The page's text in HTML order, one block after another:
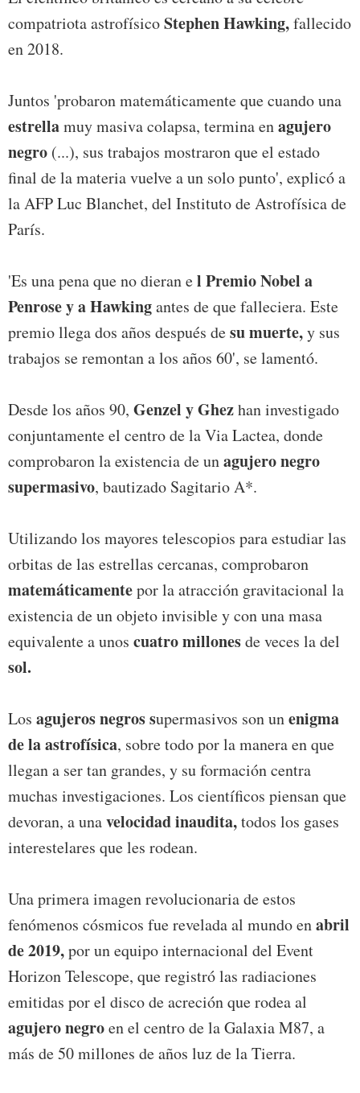
compatriota astrofísicoStephen Hawking,fallecido
en 2018.
Juntos 'probaron matemáticamente que cuando una
estrellamuy masiva colapsa, termina enagujero
negro (...), sus trabajos mostraron que el estado
final de la materia vuelve a un solo punto', explicó a
la AFP Luc Blanchet, del Instituto de Astrofísica de
París.
'Es una pena que no dieran el Premio Nobel a
Penrose y a Hawkingantes de que falleciera. Este
premio llega dos años después desu muerte,y sus
trabajos se remontan a los años 60', se lamentó.
Desde los años 90, Genzel y Ghezhan investigado
conjuntamente el centro de la Via Lactea, donde
comprobaron la existencia de unagujero negro
supermasivo, bautizado Sagitario A*.
Utilizando los mayores telescopios para estudiar las
orbitas de las estrellas cercanas, comprobaron
matemáticamentepor la atracción gravitacional la
existencia de un objeto invisible y con una masa
equivalente a unos cuatro millonesde veces la del
sol.
Los agujeros negros supermasivos son unenigma
de la astrofísica, sobre todo por la manera en que
llegan a ser tan grandes, y su formación centra
muchas investigaciones. Los científicos piensan que
devoran, a unavelocidad inaudita,todos los gases
interestelares que les rodean.
Una primera imagen revolucionaria de estos
fenómenos cósmicos fue revelada al mundo enabril
de 2019,por un equipo internacional del Event
Horizon Telescope, que registró las radiaciones
emitidas por el disco de acreción que rodea al
agujero negroen el centro de la Galaxia M87, a
más de 50 millones de años luz de la Tierra.